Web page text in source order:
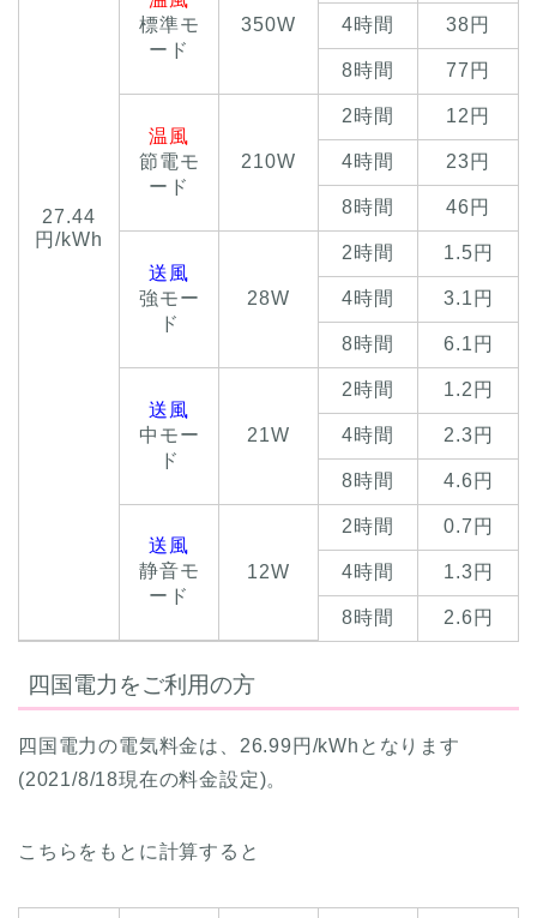
27.44
円/kWh
標準モ
ード
350W 4時間 38円
8時間 77円
温風
節電モ
ード
210W
2時間 12円
4時間 23円
8時間 46円
送風
強モー
ド
28W
2時間 1.5円
4時間 3.1円
8時間 6.1円
送風
中モー
ド
21W
2時間 1.2円
4時間 2.3円
8時間 4.6円
送風
静音モ
ード
12W
2時間 0.7円
4時間 1.3円
8時間 2.6円
四国電力をご利用の方
四国電力の電気料金は、26.99円/kWhとなります
(2021/8/18現在の料金設定)。
こちらをもとに計算すると